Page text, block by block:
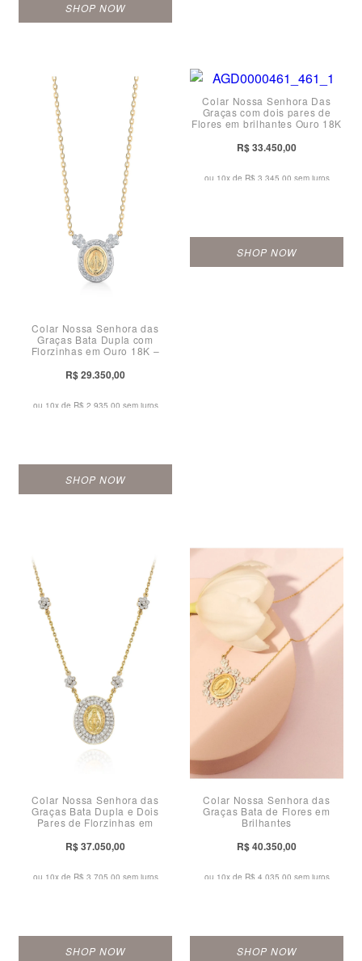
SHOP NOW
Colar Nossa Senhora das
Graças Bata Dupla com
Florzinhas em Ouro 18K –
R$ 29.350,00
ou 10x de R$ 2.935,00 sem juros
SHOP NOW
Colar Nossa Senhora Das
Graças com dois pares de
Flores em brilhantes Ouro 18K
R$ 33.450,00
ou 10x de R$ 3.345,00 sem juros
SHOP NOW
Colar Nossa Senhora das
Graças Bata Dupla e Dois
Pares de Florzinhas em
R$ 37.050,00
ou 10x de R$ 3.705,00 sem juros
SHOP NOW
Colar Nossa Senhora das
Graças Bata de Flores em
Brilhantes
R$ 40.350,00
ou 10x de R$ 4.035,00 sem juros
SHOP NOW